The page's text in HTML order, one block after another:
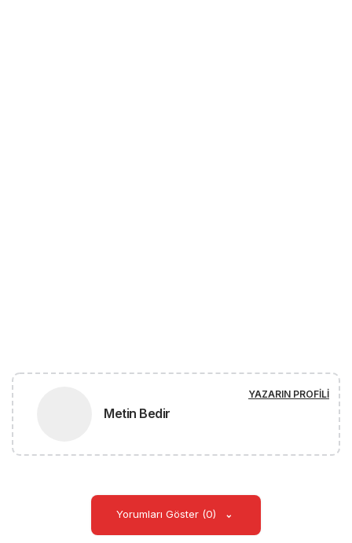
Metin Bedir
YAZARIN PROFILI
Yorumları Göster (0)